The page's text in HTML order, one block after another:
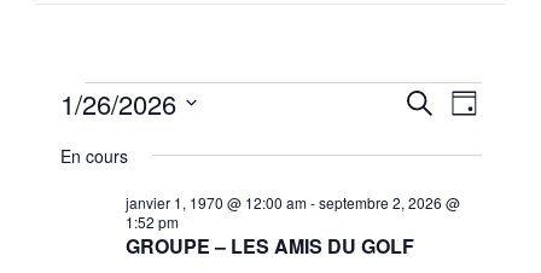
et
de
Recherche
de
Jour
1/26/2026
une
En cours
GROUPE – LES AMIS DU GOLF
janvier 1, 1970 @ 12:00 am-septembre 2, 2026 @
1:52 pm